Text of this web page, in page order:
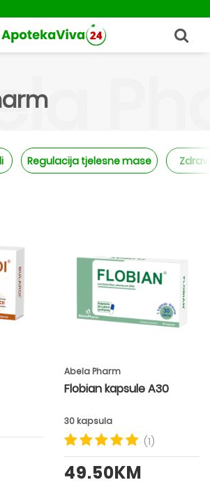
Regulacija tjelesne mase
Abela Pharm
Flobian kapsule A30
30 kapsula
(1)
49.50KM